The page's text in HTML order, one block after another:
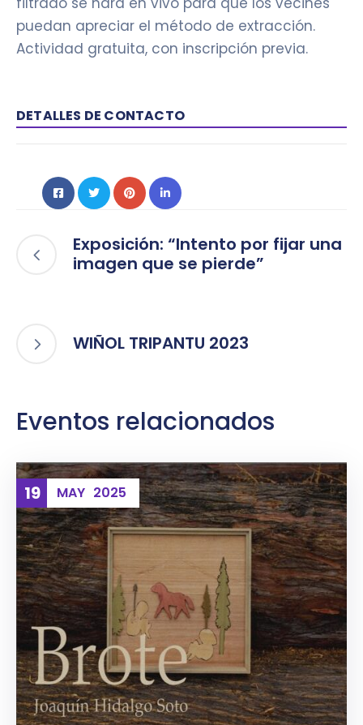
puedan apreciar el método de extracción.
Actividad gratuita, con inscripción previa.
DETALLES DE CONTACTO
Exposición: “Intento por fijar una
imagen que se pierde”
WIÑOL TRIPANTU 2023
Eventos relacionados
19 MAY 2025